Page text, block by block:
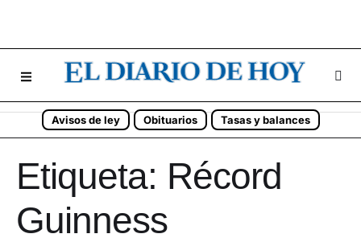
Avisos de ley Obituarios Tasas y balances
Etiqueta: Récord
Guinness